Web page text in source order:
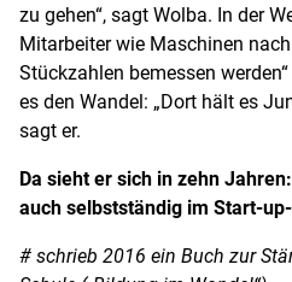
zu gehen“, sagt Wolba. In der
Mitarbeiter wie Maschinen
Stückzahlen bemessen
es den Wandel: „Dort hält es
sagt er.
Da sieht er sich in zehn
auch selbstständig im Start-
# schrieb 2016 ein Buch zur